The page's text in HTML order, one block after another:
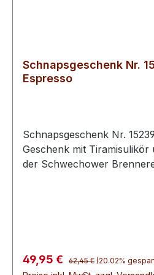
Werte und bieten eine
Schnapsgeschenk Nr.
Espresso
Schnapsgeschenk Nr.
Geschenk mit Tiramisulikör
der Schwechower
sind eine geschmackvolle
viele Gelegenheiten. Sie
Verkaufspreis:
49,95 € Regulärer Preis:
62,45 € (20.02%